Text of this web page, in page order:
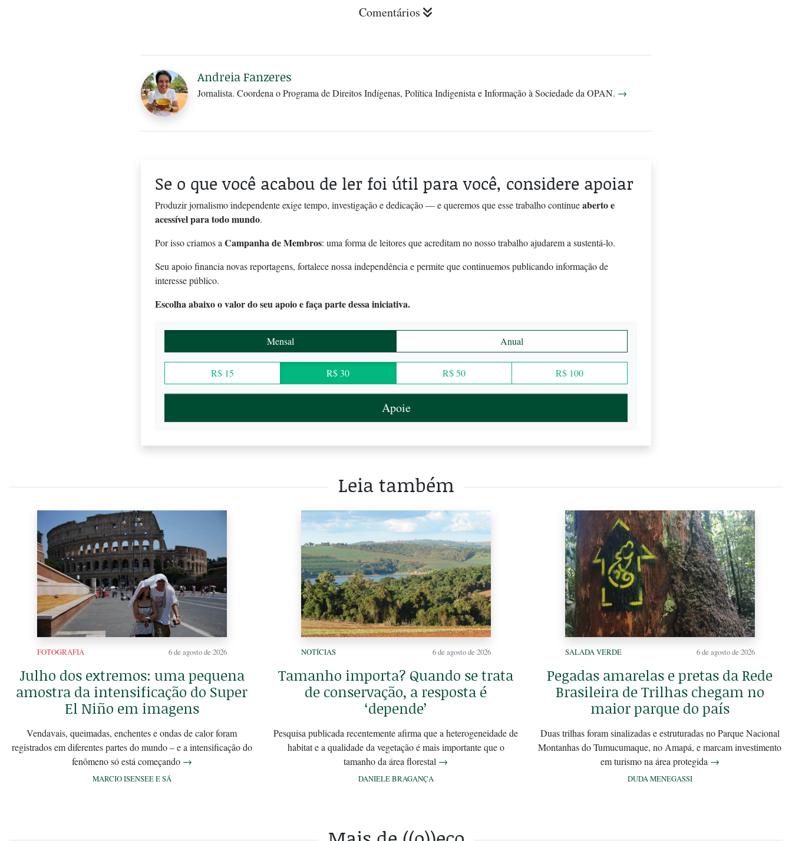
Comentários
Andreia Fanzeres
Jornalista. Coordena o Programa de Direitos Indígenas, Política Indigenista e Informação à Sociedade da OPAN. →
Se o que você acabou de ler foi útil para você, considere apoiar
Produzir jornalismo independente exige tempo, investigação e dedicação — e queremos que esse trabalho continueaberto e
acessível para todo mundo.
Por isso criamos aCampanha de Membros: uma forma de leitores que acreditam no nosso trabalho ajudarem a sustentá-lo.
Seu apoio financia novas reportagens, fortalece nossa independência e permite que continuemos publicando informação de
interesse público.
Escolha abaixo o valor do seu apoio e faça parte dessa iniciativa.
Mensal Anual
R$ 15 R$ 30 R$ 50 R$ 100
Apoie
Leia também
FOTOGRAFIA 6 de agosto de 2026
Julho dos extremos: uma pequena
amostra da intensificação do Super
El Niño em imagens
Vendavais, queimadas, enchentes e ondas de calor foram
registrados em diferentes partes do mundo – e a intensificação do
fenômeno só está começando →
MARCIO ISENSEE E SÁ
NOTÍCIAS 6 de agosto de 2026
Tamanho importa? Quando se trata
de conservação, a resposta é
‘depende’
Pesquisa publicada recentemente afirma que a heterogeneidade de
habitat e a qualidade da vegetação é mais importante que o
tamanho da área florestal →
DANIELE BRAGANÇA
SALADA VERDE 6 de agosto de 2026
Pegadas amarelas e pretas da Rede
Brasileira de Trilhas chegam no
maior parque do país
Duas trilhas foram sinalizadas e estruturadas no Parque Nacional
Montanhas do Tumucumaque, no Amapá, e marcam investimento
em turismo na área protegida →
DUDA MENEGASSI